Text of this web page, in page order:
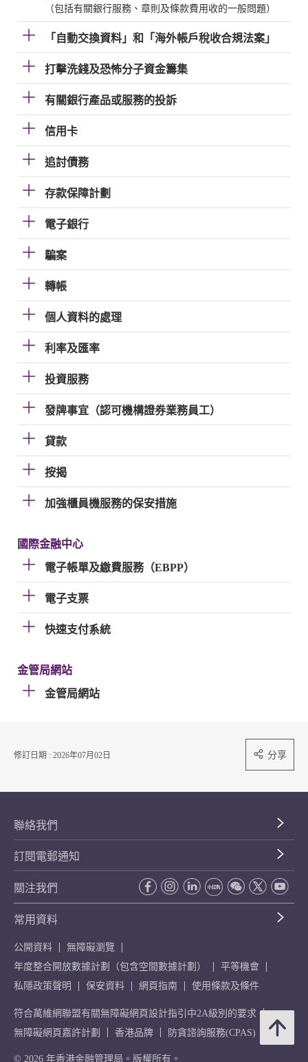
（包括有關銀行服務、章則及條款費用收的一般問題）
「自動交換資料」和「海外帳戶稅收合規法案」
打擊洗錢及恐怖分子資金籌集
有關銀行產品或服務的投訴
信用卡
追討債務
存款保障計劃
電子銀行
騙案
轉帳
個人資料的處理
利率及匯率
投資服務
發牌事宜（認可機構證券業務員工）
貸款
按揭
加強櫃員機服務的保安措施
國際金融中心
電子帳單及繳費服務（EBPP）
電子支票
快速支付系統
金管局網站
金管局網站
修訂日期 : 2026年07月02日 分享
聯絡我們
訂閱電郵通知
關注我們
常用資料
公開資料
無障礙瀏覽
年度整合開放數據計劃（包含空間數據計劃）
平等機會
私隱政策聲明
保安資料 網頁指南 使用條款及條件
符合萬維網聯盟有關無障礙網頁設計指引中2A級別的要求
無障礙網頁嘉許計劃
香港品牌 防貪諮詢服務(CPAS)
© 2026 年香港金融管理局。版權所有。